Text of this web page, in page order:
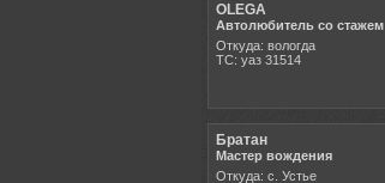
OLEGA
Автолюбитель со стажем
Откуда: вологда
ТС: уаз 31514
Братан
Мастер вождения
Откуда: с. Устье